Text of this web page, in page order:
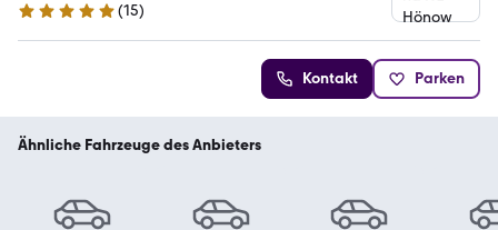
5 Sterne
(15)
Kontakt Parken
Ähnliche Fahrzeuge des Anbieters